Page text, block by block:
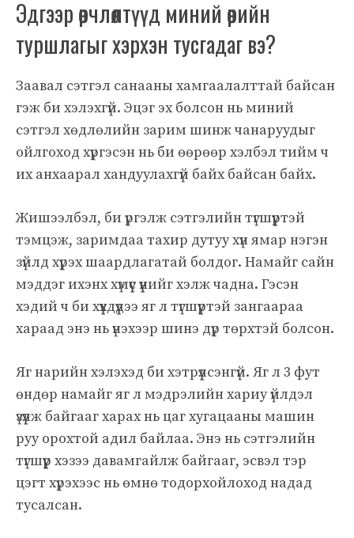
Эдгээр өөрчлөлтүүд миний өөрийн
туршлагыг хэрхэн тусгадаг вэ?
Заавал сэтгэл санааны хамгаалалттай байсан
гэж би хэлэхгүй. Эцэг эх болсон нь миний
сэтгэл хөдлөлийн зарим шинж чанаруудыг
ойлгоход хүргэсэн нь би өөрөөр хэлбэл тийм ч
их анхаарал хандуулахгүй байх байсан байх.
Жишээлбэл, би үргэлж сэтгэлийн түгшүүртэй
тэмцэж, заримдаа тахир дутуу хүн ямар нэгэн
зүйлд хүрэх шаардлагатай болдог. Намайг сайн
мэддэг ихэнх хүмүүс үүнийг хэлж чадна. Гэсэн
хэдий ч би хүүхдүүдээ яг л түгшүүртэй зангаараа
хараад энэ нь үнэхээр шинэ дүр төрхтэй болсон.
Яг нарийн хэлэхэд би хэтрүүлсэнгүй. Яг л 3 фут
өндөр намайг яг л мэдрэлийн хариу үйлдэл
үзүүлж байгааг харах нь цаг хугацааны машин
руу орохтой адил байлаа. Энэ нь сэтгэлийн
түгшүүр хэзээ давамгайлж байгааг, эсвэл тэр
цэгт хүрэхээс нь өмнө тодорхойлоход надад
тусалсан.